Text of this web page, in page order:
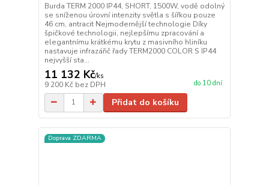
Burda TERM 2000 IP44, SHORT, 1500W, vodě odolný
se sníženou úrovní intenzity světla s šířkou pouze
46 cm, antracit Nejmodernější technologie Díky
špičkové technologii, nejlepšímu zpracování a
elegantnímu krátkému krytu z masivního hliníku
nastavuje infrazářič řady TERM2000 COLOR S IP44
nejvyšší sta...
11 132 Kč/ks
9 200 Kč bez DPH do 10 dní
Přidat do košíku
Doprava ZDARMA